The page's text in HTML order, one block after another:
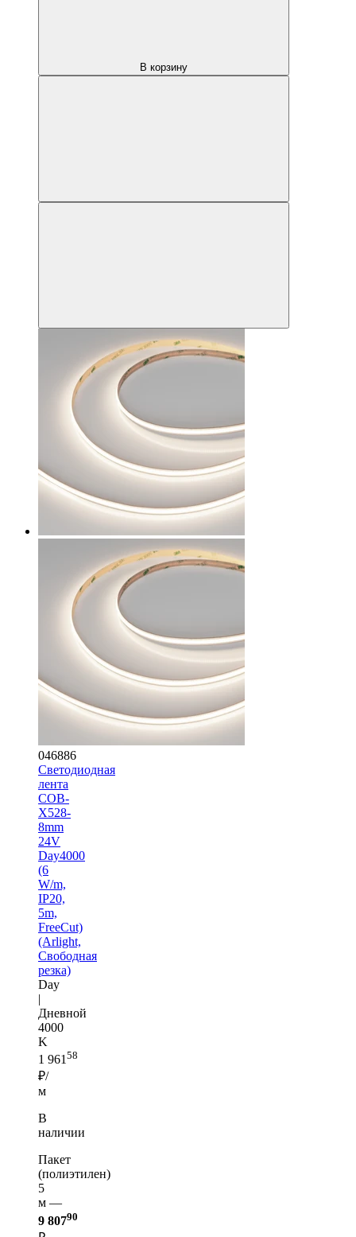
В корзину
046886
Светодиодная
лента
COB-
X528-
8mm
24V
Day4000
(6
W/m,
IP20,
5m,
FreeCut)
(Arlight,
Свободная
резка)
Day
|
Дневной
4000
K
1 961 58
₽/
м
В
наличии
Пакет
(полиэтилен)
5
м —
9 80790